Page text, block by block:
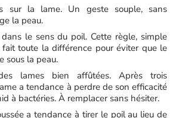
sur la lame. Un geste souple, sans
la peau.
dans le sens du poil. Cette règle, simple
fait toute la différence pour éviter que le
sous la peau.
lames bien affûtées. Après trois
a tendance à perdre de son efficacité
à bactéries. À remplacer sans hésiter.
a tendance à tirer le poil au lieu de